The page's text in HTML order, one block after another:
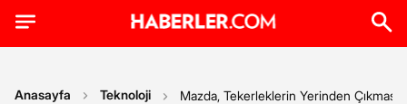
Anasayfa Teknoloji Mazda, Tekerleklerin Yerinden Çıkması